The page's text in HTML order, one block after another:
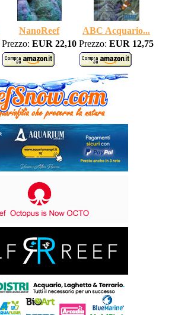
NanoReef
ABC Acquario...
Prezzo: EUR 22,10 Prezzo: EUR 12,75